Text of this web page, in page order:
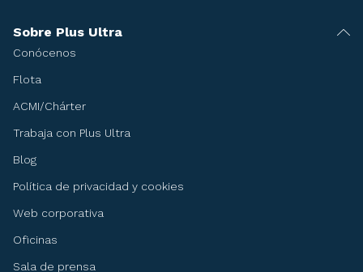
Sobre Plus Ultra
Conócenos
Flota
ACMI/Chárter
Trabaja con Plus Ultra
Blog
Política de privacidad y cookies
Web corporativa
Oficinas
Sala de prensa